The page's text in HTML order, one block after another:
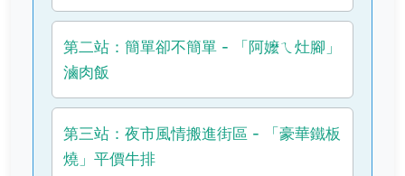
第二站：簡單卻不簡單 - 「阿嬤ㄟ灶腳」
滷肉飯
第三站：夜市風情搬進街區 - 「豪華鐵板
燒」平價牛排